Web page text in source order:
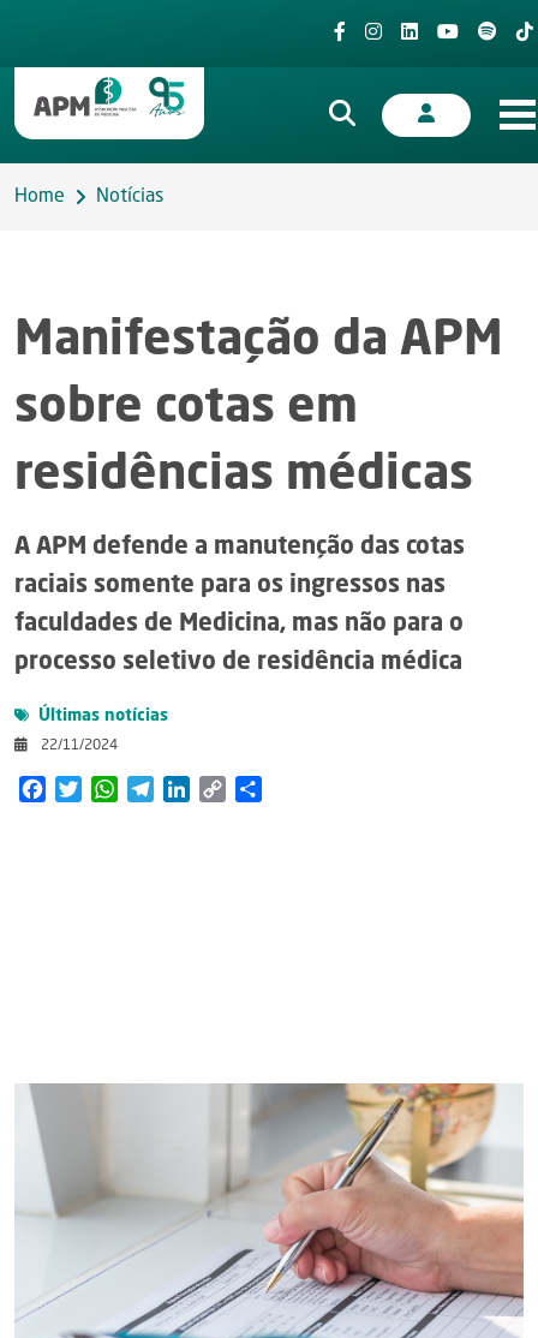
Home Notícias
Manifestação da APM
sobre cotas em
residências médicas
A APM defende a manutenção das cotas
raciais somente para os ingressos nas
faculdades de Medicina, mas não para o
processo seletivo de residência médica
Últimas notícias
22/11/2024
FacebookTwitterWhatsAppTelegramLinkedIn
Copy